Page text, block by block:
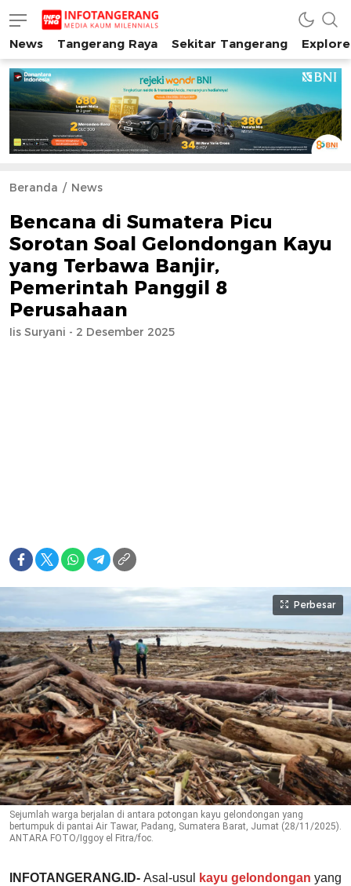
INFO TANGERANG
Media Kaum Millenials Tangerang Raya
News Tangerang Raya Sekitar Tangerang
Beranda News
Bencana di Sumatera Picu
Sorotan Soal Gelondongan Kayu
yang Terbawa Banjir,
Pemerintah Panggil 8
Perusahaan
Iis Suryani - 2 Desember 2025
Perbesar
Sejumlah warga berjalan di antara potongan kayu gelondongan yang
bertumpuk di pantai Air Tawar, Padang, Sumatera Barat, Jumat (28/11/2025).
ANTARA FOTO/Iggoy el Fitra/foc.
INFOTANGERANG.ID- Asal-usul kayu gelondongan yang